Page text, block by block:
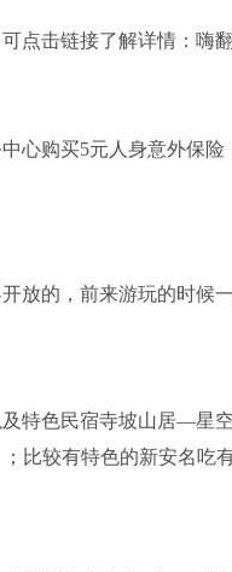
击链接了解详情：嗨
购买5元人身意外保险
的，前来游玩的时候一
特色民宿寺坡山居—星
比较有特色的新安名吃